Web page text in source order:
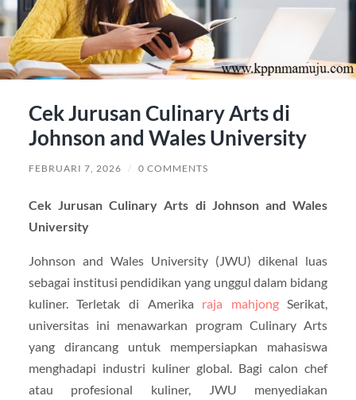
Cek Jurusan Culinary Arts di
Johnson and Wales University
FEBRUARI 7, 2026 / 0 COMMENTS
Cek Jurusan Culinary Arts di Johnson and Wales
University
Johnson and Wales University (JWU) dikenal luas
sebagai institusi pendidikan yang unggul dalam bidang
kuliner. Terletak di Amerika raja mahjongSerikat,
universitas ini menawarkan program Culinary Arts
yang dirancang untuk mempersiapkan mahasiswa
menghadapi industri kuliner global. Bagi calon chef
atau profesional kuliner, JWU menyediakan